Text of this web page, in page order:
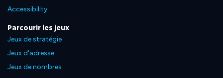
Accessibility
Parcourir les jeux
Jeux de stratégie
Jeux d'adresse
Jeux de nombres